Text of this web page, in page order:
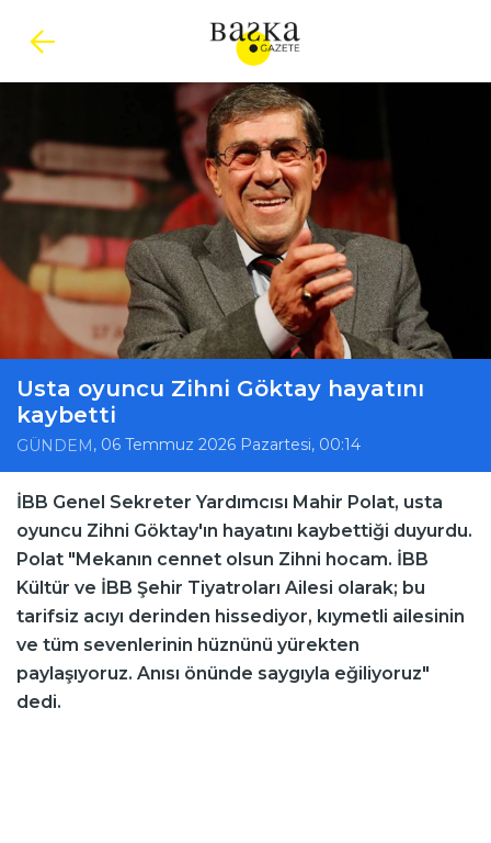
Usta oyuncu Zihni Göktay hayatını
kaybetti
GÜNDEM , 06 Temmuz 2026 Pazartesi, 00:14
İBB Genel Sekreter Yardımcısı Mahir Polat, usta
oyuncu Zihni Göktay'ın hayatını kaybettiği duyurdu.
Polat "Mekanın cennet olsun Zihni hocam. İBB
Kültür ve İBB Şehir Tiyatroları Ailesi olarak; bu
tarifsiz acıyı derinden hissediyor, kıymetli ailesinin
ve tüm sevenlerinin hüznünü yürekten
paylaşıyoruz. Anısı önünde saygıyla eğiliyoruz"
dedi.